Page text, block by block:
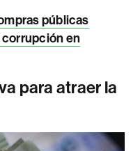
públicas
en
para atraer la